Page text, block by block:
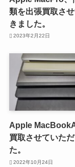
類を出張買取さ
きました。
2023年2月22日
Apple
買取させていた
た。
2022年10月24日